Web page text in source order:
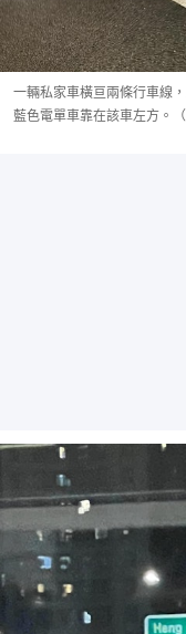
一輛私家車橫亘兩條行車線
藍色電單車靠在該車左方。